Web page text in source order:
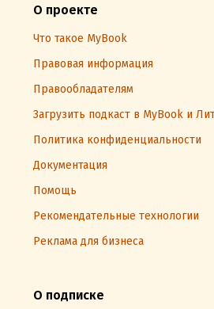
понял, что ещё чуть-чуть и я
согласилась на эту встречу?
дистанцию. Ну-ну, оно и видно.
О проекте
Что такое MyBook
Правовая информация
Правообладателям
Загрузить подкаст в MyBook и
Политика конфиденциальности
Документация
Помощь
Рекомендательные технологии
Реклама для бизнеса
О подписке